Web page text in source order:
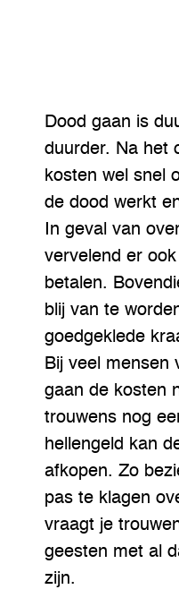
Dood gaan is
duurder. Na het
kosten wel snel
de dood werkt
In geval van
vervelend er
betalen.
blij van te
goedgeklede
Bij veel mensen
gaan de kosten
trouwens nog
hellengeld kan
afkopen. Zo
pas te klagen
vraagt je
geesten met al
zijn.